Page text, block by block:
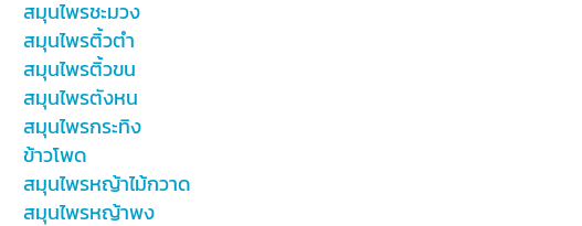
สมุนไพรชะมวง
สมุนไพรติ้วตำ
สมุนไพรติ้วขน
สมุนไพรตังหน
สมุนไพรกระทิง
ข้าวโพด
สมุนไพรหญ้าไม้กวาด
สมุนไพรหญ้าพง